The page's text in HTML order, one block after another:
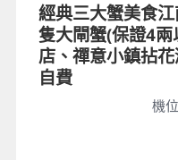
經典三大蟹美食
隻大閘蟹(保證4
店、禪意小鎮拈
自費
機位